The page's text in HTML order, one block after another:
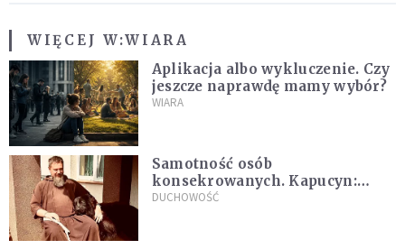
WIĘCEJ W:WIARA
Aplikacja albo wykluczenie. Czy
jeszcze naprawdę mamy wybór?
WIARA
Samotność osób
konsekrowanych. Kapucyn:
Życie w pojedynkę rzadko jest
DUCHOWOŚĆ